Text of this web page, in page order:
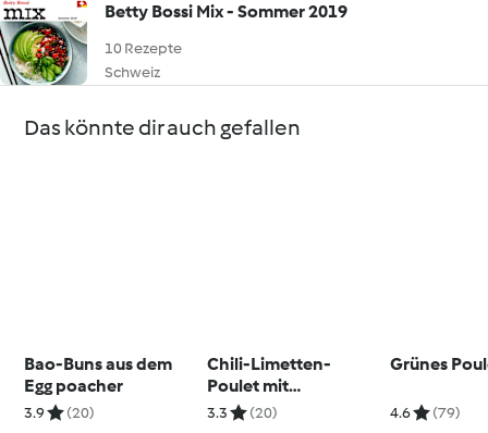
Betty Bossi Mix - Sommer 2019
10 Rezepte
Schweiz
Das könnte dir auch gefallen
Bao-Buns aus dem
Egg poacher
3.9 (20)
Chili-Limetten-
Poulet mit
Blumenkohlreis
3.3 (20)
Grünes
4.6 (79)